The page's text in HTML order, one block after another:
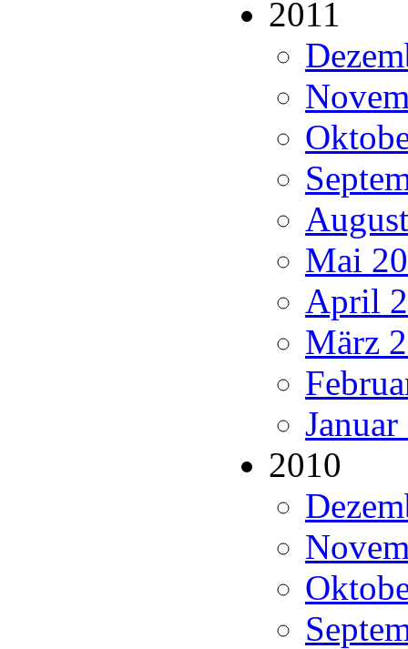
2011
Mai
April
März
2010